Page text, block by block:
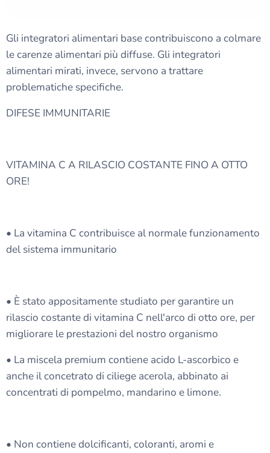
Gli integratori alimentari base contribuiscono a colmare
le carenze alimentari più diffuse. Gli integratori
alimentari mirati, invece, servono a trattare
problematiche specifiche.
DIFESE IMMUNITARIE
VITAMINA C A RILASCIO COSTANTE FINO A OTTO
ORE!
• La vitamina C contribuisce al normale funzionamento
del sistema immunitario
• È stato appositamente studiato per garantire un
rilascio costante di vitamina C nell'arco di otto ore, per
migliorare le prestazioni del nostro organismo
• La miscela premium contiene acido L-ascorbico e
anche il concetrato di ciliege acerola, abbinato ai
concentrati di pompelmo, mandarino e limone.
• Non contiene dolcificanti, coloranti, aromi e